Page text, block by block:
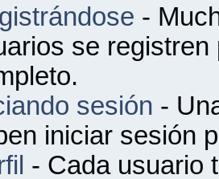
-
se
sesión -
iniciar sesión
- Cada usuario